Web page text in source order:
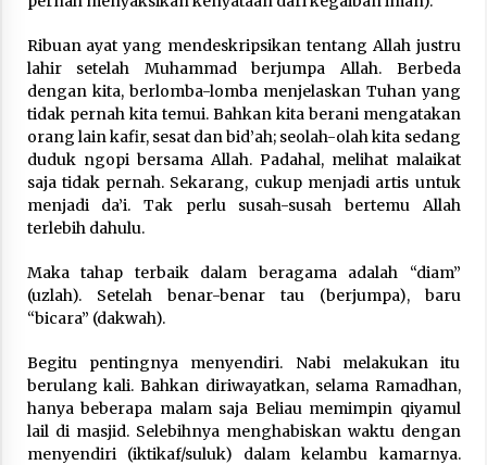
Ribuan ayat yang mendeskripsikan tentang Allah justru
lahir setelah Muhammad berjumpa Allah. Berbeda
dengan kita, berlomba-lomba menjelaskan Tuhan yang
tidak pernah kita temui. Bahkan kita berani mengatakan
orang lain kafir, sesat dan bid’ah; seolah-olah kita sedang
duduk ngopi bersama Allah. Padahal, melihat malaikat
saja tidak pernah. Sekarang, cukup menjadi artis untuk
menjadi da’i. Tak perlu susah-susah bertemu Allah
terlebih dahulu.
Maka tahap terbaik dalam beragama adalah “diam”
(uzlah). Setelah benar-benar tau (berjumpa), baru
“bicara” (dakwah).
Begitu pentingnya menyendiri. Nabi melakukan itu
berulang kali. Bahkan diriwayatkan, selama Ramadhan,
hanya beberapa malam saja Beliau memimpin qiyamul
lail di masjid. Selebihnya menghabiskan waktu dengan
menyendiri (iktikaf/suluk) dalam kelambu kamarnya.